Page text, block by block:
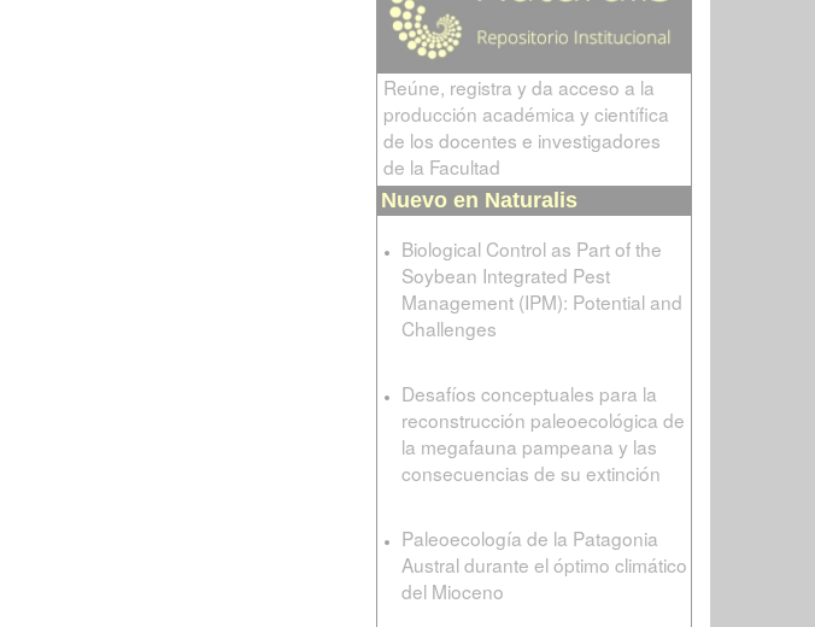
Reúne, registra y da acceso a la
producción académica y científica
de los docentes e investigadores
de la Facultad
Nuevo en Naturalis
Biological Control as Part of the
Soybean Integrated Pest
Management (IPM): Potential and
Challenges
Desafíos conceptuales para la
reconstrucción paleoecológica de
la megafauna pampeana y las
consecuencias de su extinción
Paleoecología de la Patagonia
Austral durante el óptimo climático
del Mioceno